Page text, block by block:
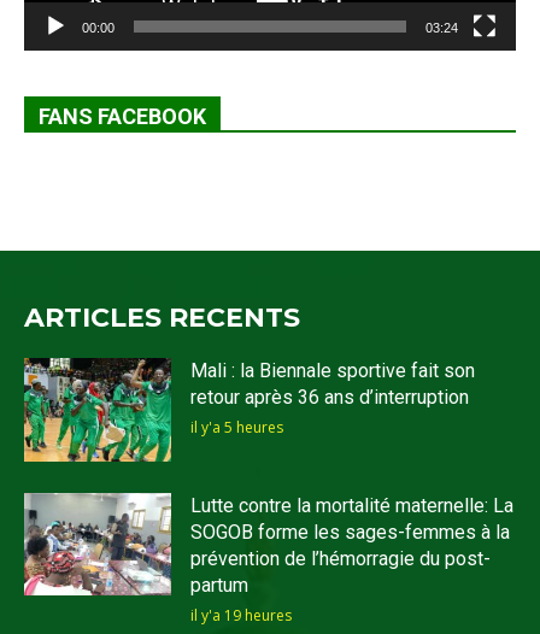
00:00 03:24
FANS FACEBOOK
ARTICLES RECENTS
Mali : la Biennale sportive fait son
retour après 36 ans d’interruption
il y'a 5 heures
Lutte contre la mortalité maternelle: La
SOGOB forme les sages-femmes à la
prévention de l’hémorragie du post-
partum
il y'a 19 heures